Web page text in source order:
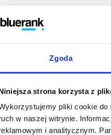
Zgoda
strona korzysta z
pliki cookie do
w naszej witrynie.
i analitycznym.
artykuł? Udostępnij go: